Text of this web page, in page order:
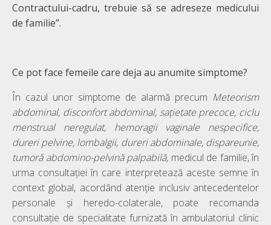
Contractului-cadru, trebuie să se adreseze medicului
de familie”.
Ce pot face femeile care deja au anumite simptome?
În cazul unor simptome de alarmă precum Meteorism
abdominal, disconfort abdominal, sațietate precoce, ciclu
menstrual neregulat, hemoragii vaginale nespecifice,
dureri pelvine, lombalgii, dureri abdominale, dispareunie,
tumoră abdomino-pelvină palpabilă, medicul de familie, în
urma consultației în care interpretează aceste semne în
context global, acordând atenție inclusiv antecedentelor
personale și heredo-colaterale, poate recomanda
consultație de specialitate furnizată în ambulatoriul clinic